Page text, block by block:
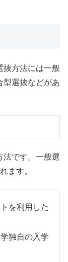
抜方法には一般
型選抜などがあ
法です。一般選
ます。
を利用した
独自の入学